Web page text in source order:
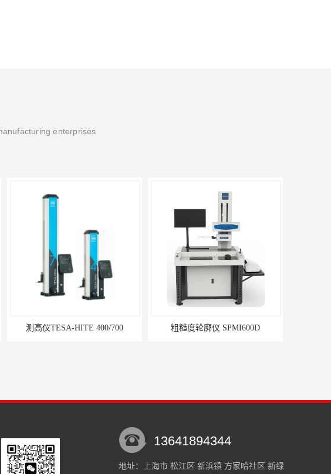
enterprises
测高仪TESA-HITE 400/700 粗糙度轮廓仪 SPMI600D
13641894344
地址：上海市 松江区 新浜镇 方家哈社区 新绿